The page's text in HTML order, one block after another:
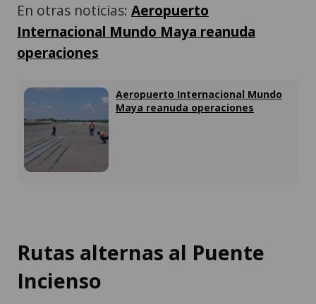
En otras noticias: Aeropuerto
Internacional Mundo Maya reanuda
operaciones
Aeropuerto Internacional Mundo
Maya reanuda operaciones
Rutas alternas al Puente
Incienso